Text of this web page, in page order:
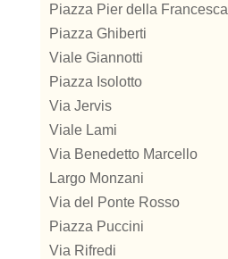
Piazza Pier della Francesca
Piazza Ghiberti
Viale Giannotti
Piazza Isolotto
Via Jervis
Viale Lami
Via Benedetto Marcello
Largo Monzani
Via del Ponte Rosso
Piazza Puccini
Via Rifredi